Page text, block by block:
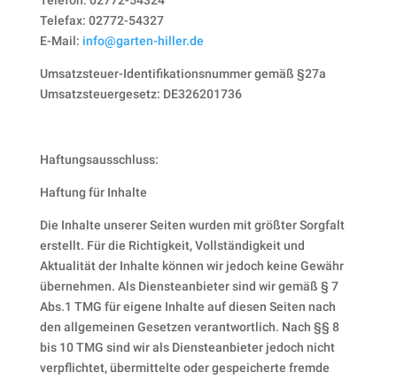
Telefax: 02772-54327
E-Mail: info@garten-hiller.de
Umsatzsteuer-Identifikationsnummer gemäß §27a
Umsatzsteuergesetz: DE326201736
Haftungsausschluss:
Haftung für Inhalte
Die Inhalte unserer Seiten wurden mit größter Sorgfalt
erstellt. Für die Richtigkeit, Vollständigkeit und
Aktualität der Inhalte können wir jedoch keine Gewähr
übernehmen. Als Diensteanbieter sind wir gemäß § 7
Abs.1 TMG für eigene Inhalte auf diesen Seiten nach
den allgemeinen Gesetzen verantwortlich. Nach §§ 8
bis 10 TMG sind wir als Diensteanbieter jedoch nicht
verpflichtet, übermittelte oder gespeicherte fremde
12 + 10
ABSENDEN